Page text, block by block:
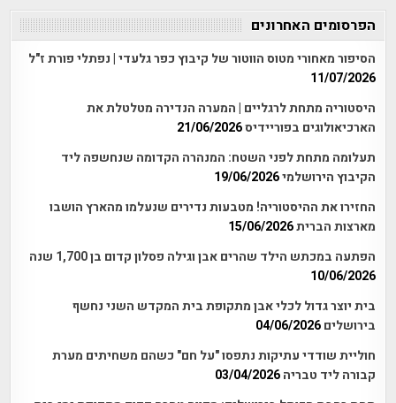
הפרסומים האחרונים
הסיפור מאחורי מטוס הווטור של קיבוץ כפר גלעדי | נפתלי פורת ז"ל
11/07/2026
היסטוריה מתחת לרגליים | המערה הנדירה מטלטלת את
הארכיאולוגים בפוריידיס21/06/2026
תעלומה מתחת לפני השטח: המנהרה הקדומה שנחשפה ליד
הקיבוץ הירושלמי19/06/2026
החזירו את ההיסטוריה! מטבעות נדירים שנעלמו מהארץ הושבו
מארצות הברית15/06/2026
הפתעה במכתש הילד שהרים אבן וגילה פסלון קדום בן 1,700 שנה
10/06/2026
בית יוצר גדול לכלי אבן מתקופת בית המקדש השני נחשף
בירושלים 04/06/2026
חוליית שודדי עתיקות נתפסו "על חם" כשהם משחיתים מערת
קבורה ליד טבריה 03/04/2026